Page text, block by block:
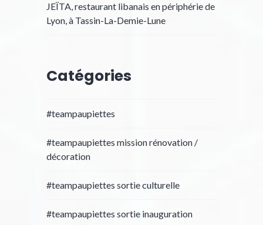
JEÏTA, restaurant libanais en périphérie de
Lyon, à Tassin-La-Demie-Lune
Catégories
#teampaupiettes
#teampaupiettes mission rénovation /
décoration
#teampaupiettes sortie culturelle
#teampaupiettes sortie inauguration